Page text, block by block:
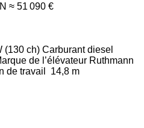
≈ 51 090 €
(130 ch) Carburant diesel
de l’élévateur Ruthmann
de travail
14,8 m